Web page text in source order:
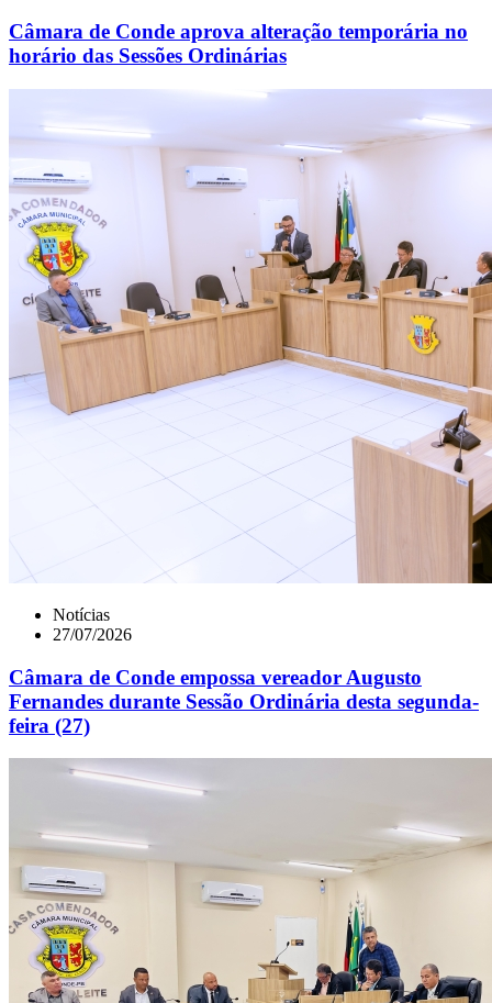
Câmara de Conde aprova alteração temporária no
horário das Sessões Ordinárias
Notícias
27/07/2026
Câmara de Conde empossa vereador Augusto
Fernandes durante Sessão Ordinária desta segunda-
feira (27)